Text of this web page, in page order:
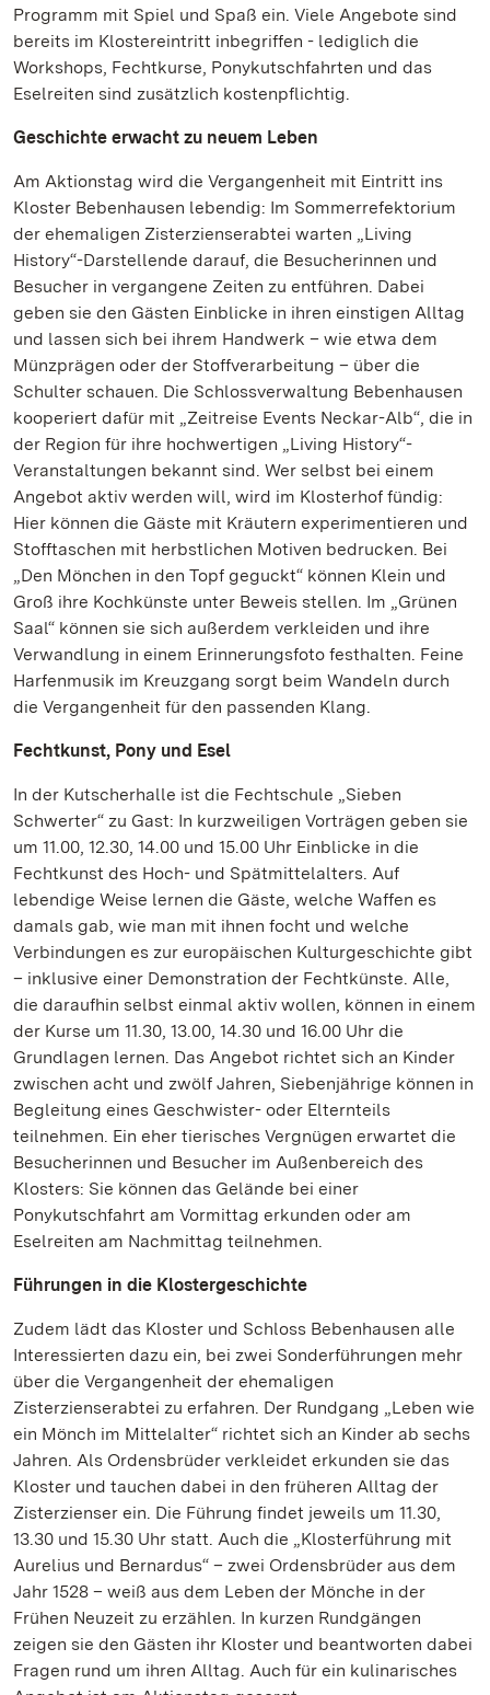
Programm mit Spiel und Spaß ein. Viele Angebote sind
bereits im Klostereintritt inbegriffen - lediglich die
Workshops, Fechtkurse, Ponykutschfahrten und das
Eselreiten sind zusätzlich kostenpflichtig.
Geschichte erwacht zu neuem Leben
Am Aktionstag wird die Vergangenheit mit Eintritt ins
Kloster Bebenhausen lebendig: Im Sommerrefektorium
der ehemaligen Zisterzienserabtei warten „Living
History“-Darstellende darauf, die Besucherinnen und
Besucher in vergangene Zeiten zu entführen. Dabei
geben sie den Gästen Einblicke in ihren einstigen Alltag
und lassen sich bei ihrem Handwerk – wie etwa dem
Münzprägen oder der Stoffverarbeitung – über die
Schulter schauen. Die Schlossverwaltung Bebenhausen
kooperiert dafür mit „Zeitreise Events Neckar-Alb“, die in
der Region für ihre hochwertigen „Living History“-
Veranstaltungen bekannt sind. Wer selbst bei einem
Angebot aktiv werden will, wird im Klosterhof fündig:
Hier können die Gäste mit Kräutern experimentieren und
Stofftaschen mit herbstlichen Motiven bedrucken. Bei
„Den Mönchen in den Topf geguckt“ können Klein und
Groß ihre Kochkünste unter Beweis stellen. Im „Grünen
Saal“ können sie sich außerdem verkleiden und ihre
Verwandlung in einem Erinnerungsfoto festhalten. Feine
Harfenmusik im Kreuzgang sorgt beim Wandeln durch
die Vergangenheit für den passenden Klang.
Fechtkunst, Pony und Esel
In der Kutscherhalle ist die Fechtschule „Sieben
Schwerter“ zu Gast: In kurzweiligen Vorträgen geben sie
um 11.00, 12.30, 14.00 und 15.00 Uhr Einblicke in die
Fechtkunst des Hoch- und Spätmittelalters. Auf
lebendige Weise lernen die Gäste, welche Waffen es
damals gab, wie man mit ihnen focht und welche
Verbindungen es zur europäischen Kulturgeschichte gibt
– inklusive einer Demonstration der Fechtkünste. Alle,
die daraufhin selbst einmal aktiv wollen, können in einem
der Kurse um 11.30, 13.00, 14.30 und 16.00 Uhr die
Grundlagen lernen. Das Angebot richtet sich an Kinder
zwischen acht und zwölf Jahren, Siebenjährige können in
Begleitung eines Geschwister- oder Elternteils
teilnehmen. Ein eher tierisches Vergnügen erwartet die
Besucherinnen und Besucher im Außenbereich des
Klosters: Sie können das Gelände bei einer
Ponykutschfahrt am Vormittag erkunden oder am
Eselreiten am Nachmittag teilnehmen.
Führungen in die Klostergeschichte
Zudem lädt das Kloster und Schloss Bebenhausen alle
Interessierten dazu ein, bei zwei Sonderführungen mehr
über die Vergangenheit der ehemaligen
Zisterzienserabtei zu erfahren. Der Rundgang „Leben wie
ein Mönch im Mittelalter“ richtet sich an Kinder ab sechs
Jahren. Als Ordensbrüder verkleidet erkunden sie das
Kloster und tauchen dabei in den früheren Alltag der
Zisterzienser ein. Die Führung findet jeweils um 11.30,
13.30 und 15.30 Uhr statt. Auch die „Klosterführung mit
Aurelius und Bernardus“ – zwei Ordensbrüder aus dem
Jahr 1528 – weiß aus dem Leben der Mönche in der
Frühen Neuzeit zu erzählen. In kurzen Rundgängen
zeigen sie den Gästen ihr Kloster und beantworten dabei
Fragen rund um ihren Alltag. Auch für ein kulinarisches